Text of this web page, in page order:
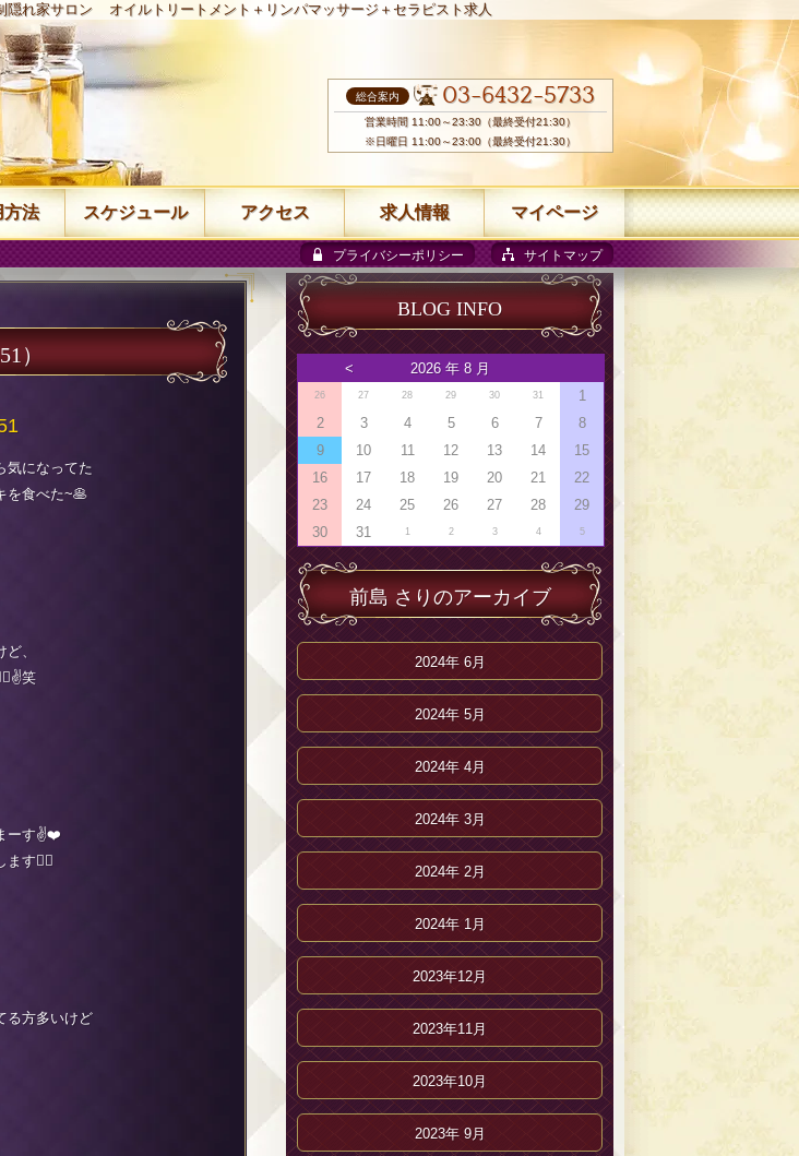
隠れ家サロン オイルトリートメント＋リンパマッサージ＋セラピスト求人
プライバシーポリシー サイトマップ
）
気になってた
を食べた~🥞
、
笑
ーす✌️❤️
す🙇‍♀️
る方多いけど
BLOG INFO
< 2026 年 8 月
26 27 28 29 30 31
1
2
3 4 5 6 7
8
9
10 11 12 13 14
15
16
17 18 19 20 21
22
23
24 25 26 27 28
29
30
31 1 2 3 4 5
前島 さりのアーカイブ
2024年 6月
2024年 5月
2024年 4月
2024年 3月
2024年 2月
2024年 1月
2023年12月
2023年11月
2023年10月
2023年 9月
総合案内 03-6432-5733
営業時間 11:00～23:30（最終受付21:30）
※日曜日 11:00～23:00（最終受付21:30）
方法 スケジュール アクセス 求人情報 マイページ